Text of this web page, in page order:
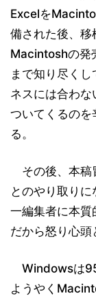
Excelを
備された後、移
Macintoshの発
まで知り尽く
ネスには合わ
ついてくるのを
る。
その後、本稿
とのやり取り
一編集者に本質
だから怒り心頭
Windowsは
ようやく